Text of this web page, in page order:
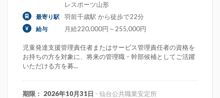
レスポーツ山形
最寄り駅 羽前千歳駅 から徒歩で22分
給与 月給220,000円～255,000円
児童発達支援管理責任者またはサービス管理責任者の資格を
お持ちの方を対象に、将来の管理職・幹部候補としてご活躍
いただける方を募...
期限： 2026年10月31日 - 仙台公共職業安定所